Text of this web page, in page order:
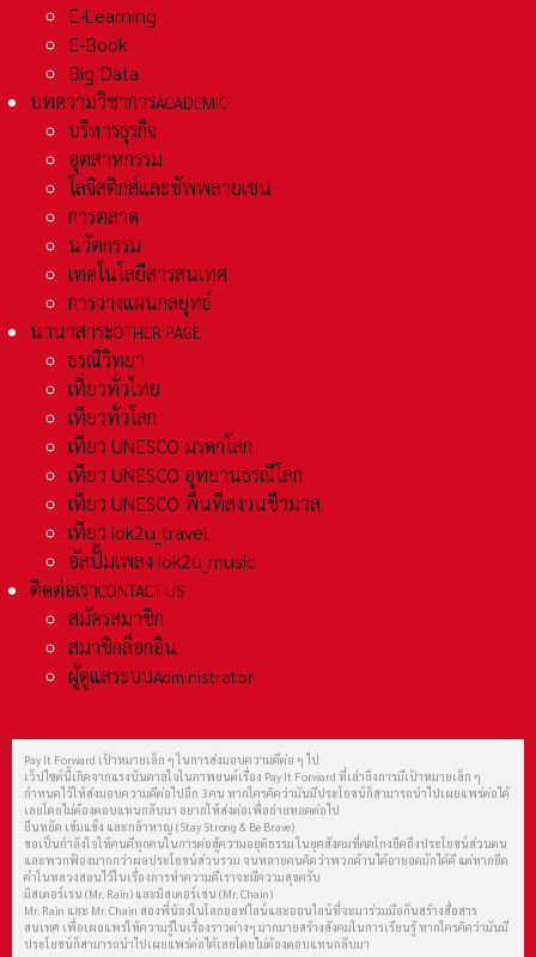
E-Learning
E-Book
Big Data
บทความวิชาการACADEMIC
บริหารธุรกิจ
อุตสาหกรรม
โลจิสติกส์และชัพพลายเชน
การตลาด
นวัตกรรม
เทคโนโลยีสารสนเทศ
การวางแผนกลยุทธ์
นานาสาระOTHER PAGE
ธรณีวิทยา
เที่ยวทั่วไทย
เที่ยวทั่วโลก
เที่ยว UNESCO มรดกโลก
เที่ยว UNESCO อุทยานธรณีโลก
เที่ยว UNESCO พื้นที่สงวนชีวมวล
เที่ยว iok2u_travel
อัลปั้มเพลง iok2u_music
ติดต่อเราCONTACT US
สมัครสมาชิก
สมาชิกล็อกอิน
ผู้ดูแลระบบAdministrator
Pay It Forward เป้าหมายเล็ก ๆ ในการส่งมอบความดีต่อ ๆ ไป
เว็ปไซต์นี้เกิดจากแรงบันดาลใจในภาพยนต์เรื่อง Pay It Forward ที่เล่าถึงการมีเป้าหมายเล็ก ๆ
กำหนดไว้ให้ส่งมอบความดีต่อไปอีก 3 คน หากใครคิดว่ามันมีประโยชน์ก็สามารถนำไปเผยแพร่ต่อได้
เลยโดยไม่ต้องตอบแทนกลับมา อยากให้ส่งต่อเพื่อถ่ายทอดต่อไป
ยืนหยัด เข้มแข็ง และกล้าหาญ (Stay Strong & Be Brave)
ขอเป็นกำลังใจให้คนดีทุกคนในการต่อสู้ความอยุติธรรม ในยุคสังคมที่คดโกงยึดถึงประโยชน์ส่วนตน
และพวกฟ้องมากกว่าผลประโยชน์ส่วนรวม จนหลายคนคิดว่าพวกด้านได้อายอดมักได้ดี แต่หากยึด
คำในหลวงสอนไว้ในเรื่องการทำความดีเราจะมีความสุขครับ
มิสเตอร์เรน (Mr. Rain) และมิสเตอร์เชน (Mr. Chain)
Mr. Rain และ Mr. Chain สองพี่น้องในโลกออฟไลน์และออนไลน์ที่จะมาร่วมมือกันสร้างสื่อสาร
สนเทศ เพื่อเผยแพร่ให้ความรู้ในเรื่องราวต่างๆ มากมายสร้างสังคมในการเรียนรู้ หากใครคิดว่ามันมี
ประโยชน์ก็สามารถนำไปเผยแพร่ต่อได้เลยโดยไม่ต้องตอบแทนกลับมา